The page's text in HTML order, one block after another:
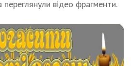
переглянули відео фрагменти.